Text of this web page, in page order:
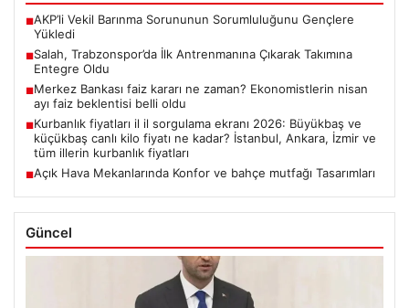
■AKP’li Vekil Barınma Sorununun Sorumluluğunu Gençlere
Yükledi
■Salah, Trabzonspor’da İlk Antrenmanına Çıkarak Takımına
Entegre Oldu
■Merkez Bankası faiz kararı ne zaman? Ekonomistlerin nisan
ayı faiz beklentisi belli oldu
■Kurbanlık fiyatları il il sorgulama ekranı 2026: Büyükbaş ve
küçükbaş canlı kilo fiyatı ne kadar? İstanbul, Ankara, İzmir ve
tüm illerin kurbanlık fiyatları
■Açık Hava Mekanlarında Konfor ve bahçe mutfağı Tasarımları
Güncel